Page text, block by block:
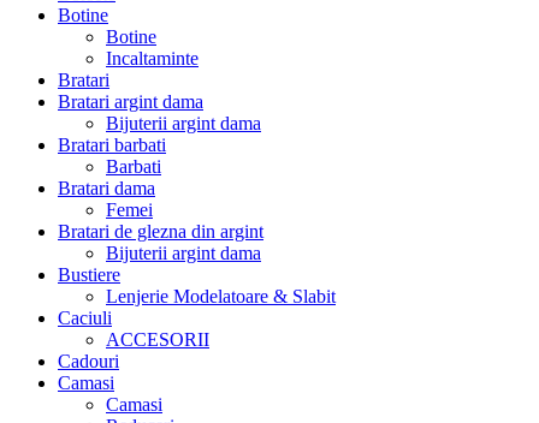
Botine
Botine
Incaltaminte
Bratari
Bratari argint dama
Bijuterii argint dama
Bratari barbati
Barbati
Bratari dama
Femei
Bratari de glezna din argint
Bijuterii argint dama
Bustiere
Lenjerie Modelatoare & Slabit
Caciuli
ACCESORII
Cadouri
Camasi
Camasi